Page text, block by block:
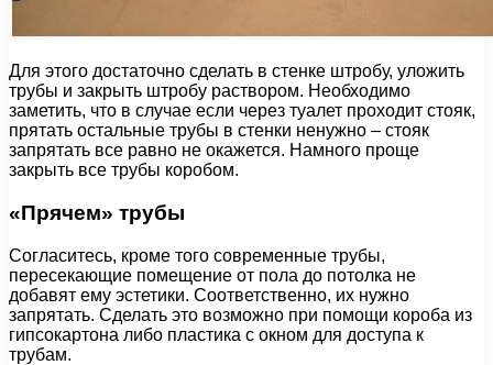
Для этого достаточно сделать в стенке штробу, уложить
трубы и закрыть штробу раствором. Необходимо
заметить, что в случае если через туалет проходит стояк,
прятать остальные трубы в стенки ненужно – стояк
запрятать все равно не окажется. Намного проще
закрыть все трубы коробом.
«Прячем» трубы
Согласитесь, кроме того современные трубы,
пересекающие помещение от пола до потолка не
добавят ему эстетики. Соответственно, их нужно
запрятать. Сделать это возможно при помощи короба из
гипсокартона либо пластика с окном для доступа к
трубам.